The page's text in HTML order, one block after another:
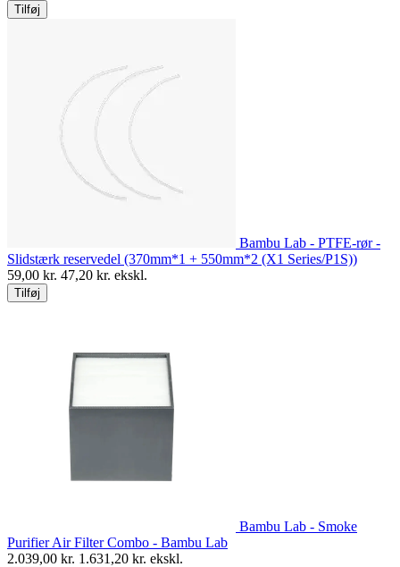
Tilføj
Bambu Lab - PTFE-rør -
Slidstærk reservedel (370mm*1 + 550mm*2 (X1 Series/P1S))
59,00 kr. 47,20 kr. ekskl.
Tilføj
Bambu Lab - Smoke
Purifier Air Filter Combo - Bambu Lab
2.039,00 kr. 1.631,20 kr. ekskl.